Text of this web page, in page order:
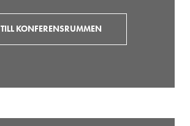
TILL KONFERENSRUMMEN